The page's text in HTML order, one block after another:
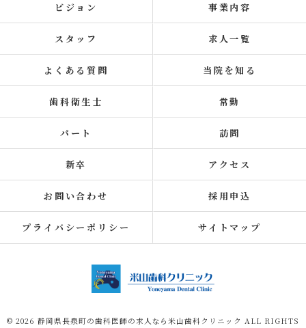
ビジョン 事業内容
スタッフ 求人一覧
よくある質問 当院を知る
歯科衛生士 常勤
パート 訪問
新卒 アクセス
お問い合わせ 採用申込
プライバシーポリシー サイトマップ
© 2026 静岡県長泉町の歯科医師の求人なら米山歯科クリニック ALL RIGHTS